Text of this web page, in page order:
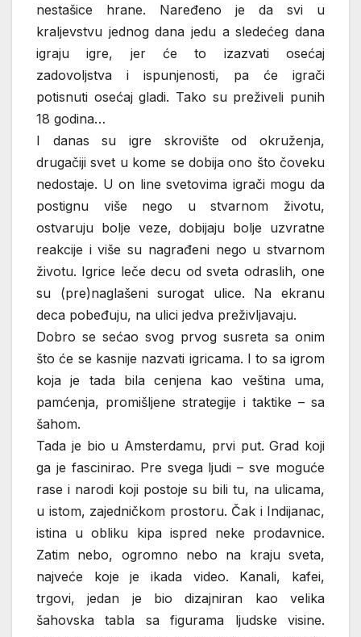
nestašice hrane. Naređeno je da svi u
kraljevstvu jednog dana jedu a sledećeg dana
igraju igre, jer će to izazvati osećaj
zadovoljstva i ispunjenosti, pa će igrači
potisnuti osećaj gladi. Tako su preživeli punih
18 godina…
I danas su igre skrovište od okruženja,
drugačiji svet u kome se dobija ono što čoveku
nedostaje. U on line svetovima igrači mogu da
postignu više nego u stvarnom životu,
ostvaruju bolje veze, dobijaju bolje uzvratne
reakcije i više su nagrađeni nego u stvarnom
životu. Igrice leče decu od sveta odraslih, one
su (pre)naglašeni surogat ulice. Na ekranu
deca pobeđuju, na ulici jedva preživljavaju.
Dobro se sećao svog prvog susreta sa onim
što će se kasnije nazvati igricama. I to sa igrom
koja je tada bila cenjena kao veština uma,
pamćenja, promišljene strategije i taktike – sa
šahom.
Tada je bio u Amsterdamu, prvi put. Grad koji
ga je fascinirao. Pre svega ljudi – sve moguće
rase i narodi koji postoje su bili tu, na ulicama,
u istom, zajedničkom prostoru. Čak i Indijanac,
istina u obliku kipa ispred neke prodavnice.
Zatim nebo, ogromno nebo na kraju sveta,
najveće koje je ikada video. Kanali, kafei,
trgovi, jedan je bio dizajniran kao velika
šahovska tabla sa figurama ljudske visine.